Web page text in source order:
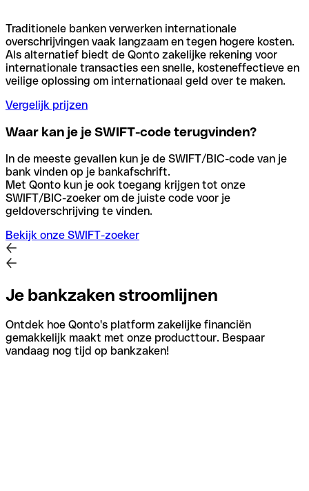
Traditionele banken verwerken internationale
overschrijvingen vaak langzaam en tegen hogere kosten.
Als alternatief biedt de Qonto zakelijke rekening voor
internationale transacties een snelle, kosteneffectieve en
veilige oplossing om internationaal geld over te maken.
Vergelijk prijzen
Waar kan je je SWIFT-code terugvinden?
In de meeste gevallen kun je de SWIFT/BIC-code van je
bank vinden op je bankafschrift.
Met Qonto kun je ook toegang krijgen tot onze
SWIFT/BIC-zoeker om de juiste code voor je
geldoverschrijving te vinden.
Bekijk onze SWIFT-zoeker
Je bankzaken stroomlijnen
Ontdek hoe Qonto's platform zakelijke financiën
gemakkelijk maakt met onze producttour. Bespaar
vandaag nog tijd op bankzaken!